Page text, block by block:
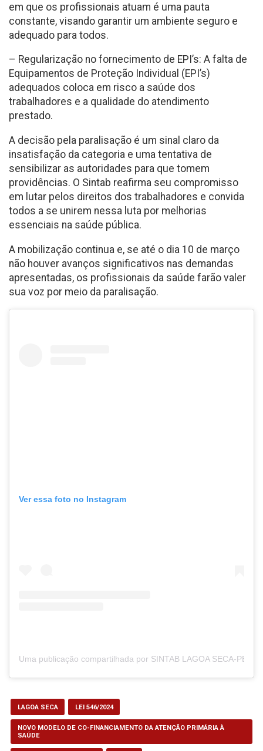
em que os profissionais atuam é uma pauta
constante, visando garantir um ambiente seguro e
adequado para todos.
– Regularização no fornecimento de EPI’s: A falta de
Equipamentos de Proteção Individual (EPI’s)
adequados coloca em risco a saúde dos
trabalhadores e a qualidade do atendimento
prestado.
A decisão pela paralisação é um sinal claro da
insatisfação da categoria e uma tentativa de
sensibilizar as autoridades para que tomem
providências. O Sintab reafirma seu compromisso
em lutar pelos direitos dos trabalhadores e convida
todos a se unirem nessa luta por melhorias
essenciais na saúde pública.
A mobilização continua e, se até o dia 10 de março
não houver avanços significativos nas demandas
apresentadas, os profissionais da saúde farão valer
sua voz por meio da paralisação.
Ver essa foto no Instagram
Uma publicação compartilhada por SINTAB LAGOA SECA-PB
LAGOA SECA LEI 546/2024
NOVO MODELO DE CO-FINANCIAMENTO DA ATENÇÃO PRIMÁRIA À
SAÚDE